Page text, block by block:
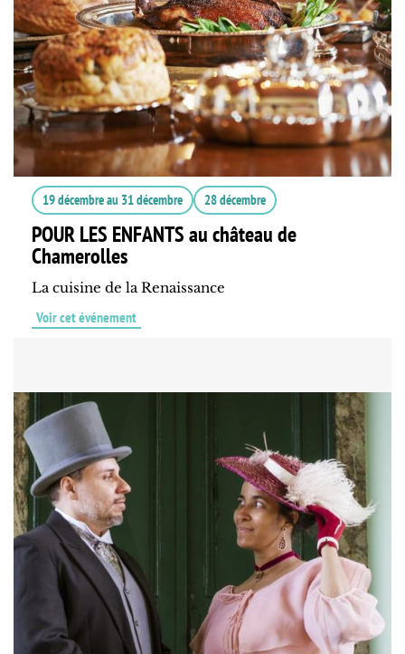
19 décembreau 31 décembre 28 décembre
POUR LES ENFANTS au château de
Chamerolles
La cuisine de la Renaissance
Voir cet événement